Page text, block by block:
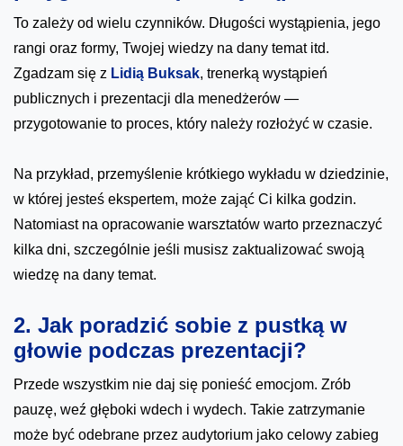
To zależy od wielu czynników. Długości wystąpienia, jego
rangi oraz formy, Twojej wiedzy na dany temat itd.
Zgadzam się z Lidią Buksak, trenerką wystąpień
publicznych i prezentacji dla menedżerów —
przygotowanie to proces, który należy rozłożyć w czasie.
Na przykład, przemyślenie krótkiego wykładu w dziedzinie,
w której jesteś ekspertem, może zająć Ci kilka godzin.
Natomiast na opracowanie warsztatów warto przeznaczyć
kilka dni, szczególnie jeśli musisz zaktualizować swoją
wiedzę na dany temat.
2. Jak poradzić sobie z pustką w
głowie podczas prezentacji?
Przede wszystkim nie daj się ponieść emocjom. Zrób
pauzę, weź głęboki wdech i wydech. Takie zatrzymanie
może być odebrane przez audytorium jako celowy zabieg